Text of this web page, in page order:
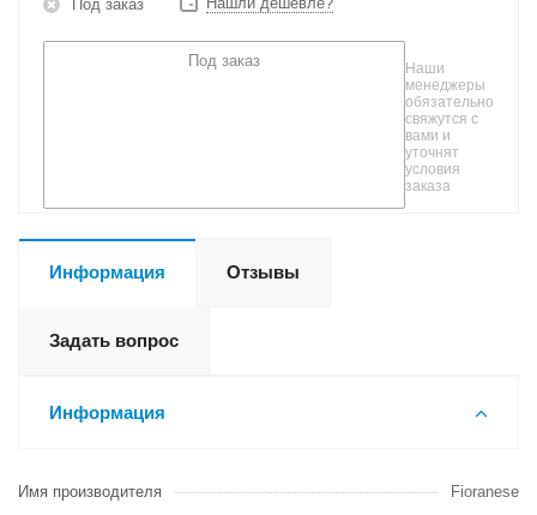
Под заказ
Под заказ
Наши
менеджеры
обязательно
свяжутся с
вами и
уточнят
условия
заказа
Информация Отзывы
Задать вопрос
Информация
Имя производителя
Fioranese